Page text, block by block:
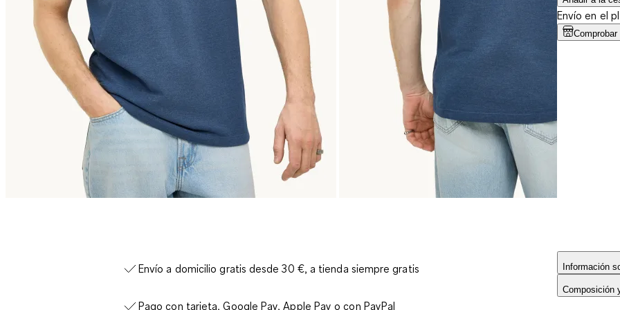
Envío a domicilio gratis desde 30 €, a tienda siempre gratis
Pago con tarjeta, Google Pay, Apple Pay o con PayPal
Envío en el
Información
Composición